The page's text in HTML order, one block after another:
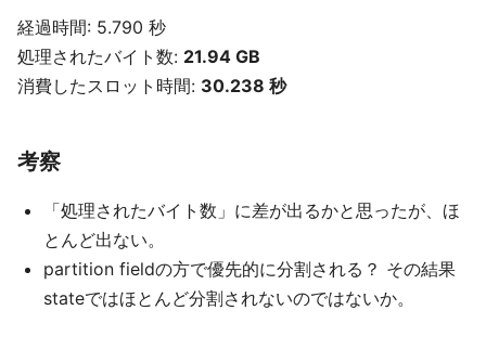
経過時間: 5.790 秒
処理されたバイト数: 21.94 GB
消費したスロット時間: 30.238 秒
考察
「処理されたバイト数」に差が出るかと思ったが、ほ
とんど出ない。
partition fieldの方で優先的に分割される？ その結果
stateではほとんど分割されないのではないか。